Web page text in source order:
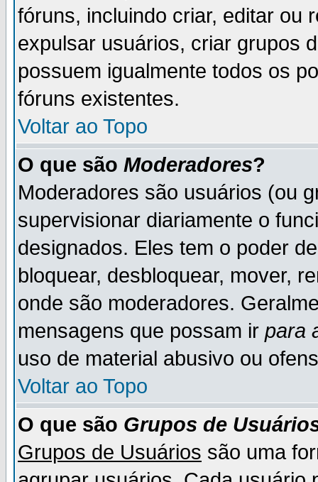
fóruns, incluindo criar, editar ou
expulsar usuários, criar grupos
possuem igualmente todos os
fóruns existentes.
Voltar ao Topo
O que são Moderadores?
Moderadores são usuários (ou
supervisionar diariamente o
designados. Eles tem o poder
bloquear, desbloquear, mover,
onde são moderadores.
mensagens que possam ir para
uso de material abusivo ou
Voltar ao Topo
O que são Grupos de
Grupos de Usuários são uma